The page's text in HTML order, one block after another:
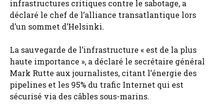
infrastructures critiques contre le sabotage, a
déclaré le chef de l’alliance transatlantique lors
d’un sommet d’Helsinki.
La sauvegarde de l’infrastructure « est de la plus
haute importance », a déclaré le secrétaire général
Mark Rutte aux journalistes, citant l’énergie des
pipelines et les 95% du trafic Internet qui est
sécurisé via des câbles sous-marins.